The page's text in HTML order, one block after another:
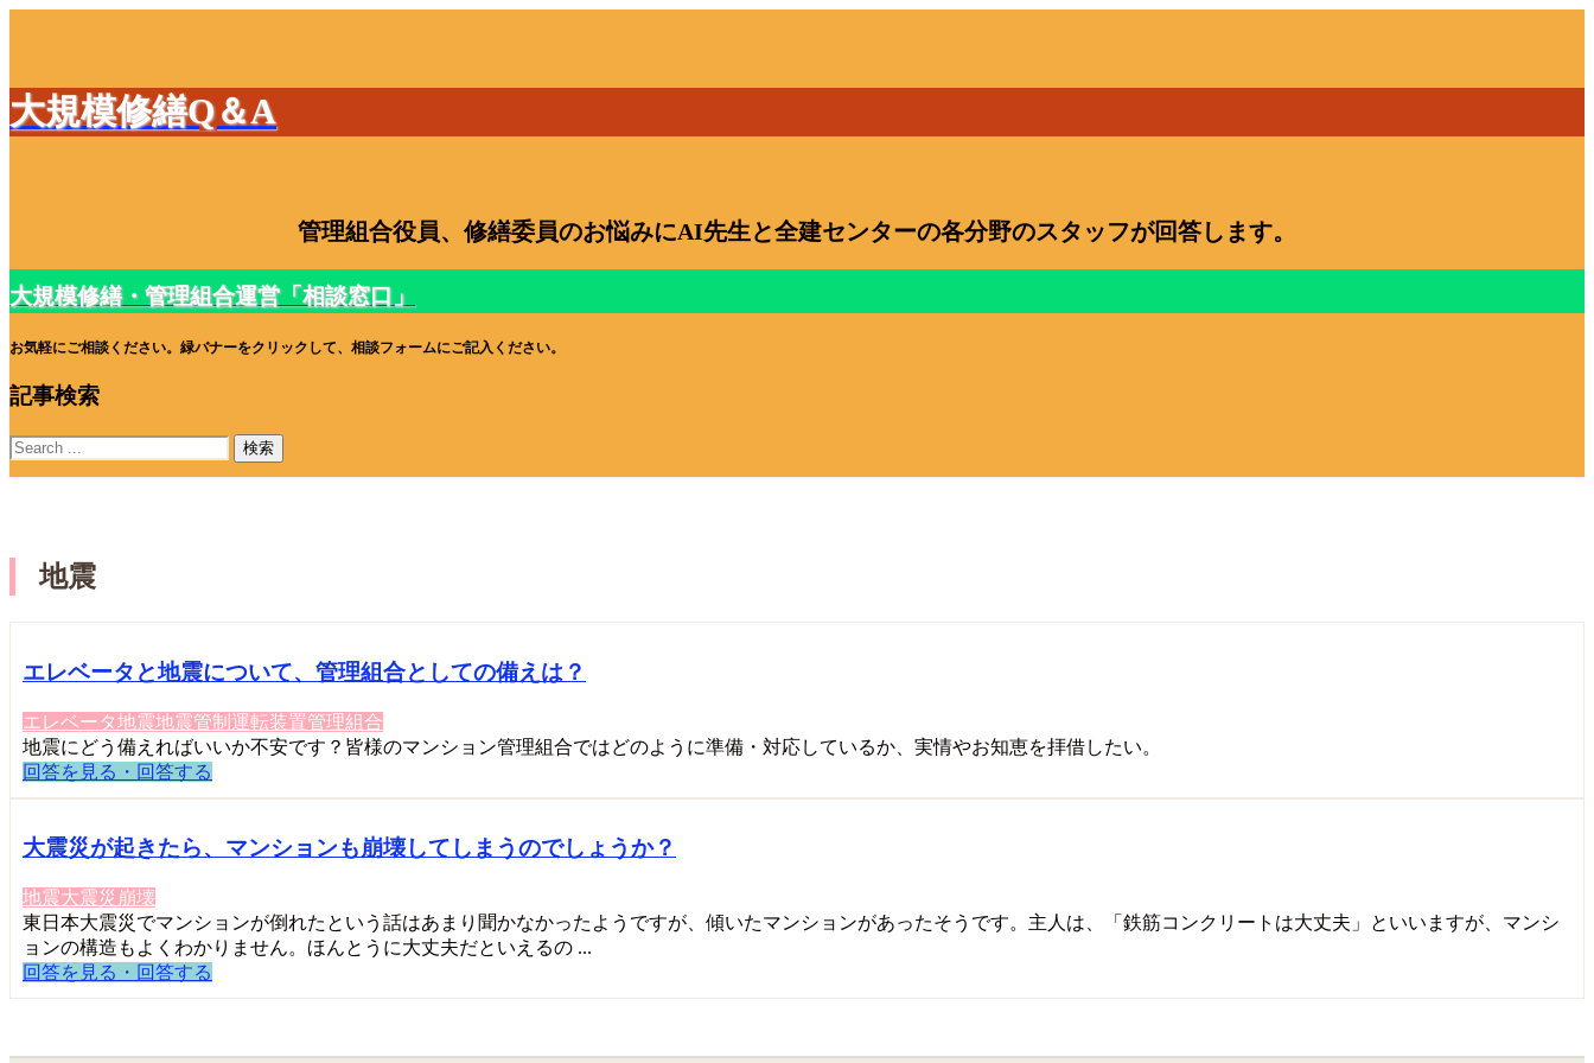
大規模修繕Q＆A
管理組合役員、修繕委員のお悩みにAI先生と全建センターの各分野のスタッフが回答します。
大規模修繕・管理組合運営「相談窓口」
お気軽にご相談ください。緑バナーをクリックして、相談フォームにご記入ください。
記事検索
地震
エレベータと地震について、管理組合としての備えは？
エレベータ地震地震管制運転装置管理組合
地震にどう備えればいいか不安です？皆様のマンション管理組合ではどのように準備・対応しているか、実情やお知恵を拝借したい。
回答を見る・回答する
大震災が起きたら、マンションも崩壊してしまうのでしょうか？
地震大震災 崩壊
東日本大震災でマンションが倒れたという話はあまり聞かなかったようですが、傾いたマンションがあったそうです。主人は、「鉄筋コンクリートは大丈夫」といいますが、マンシ
ョンの構造もよくわかりません。ほんとうに大丈夫だといえるの ...
回答を見る・回答する